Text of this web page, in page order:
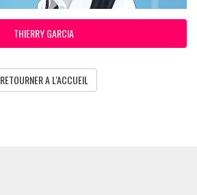
THIERRY GARCIA
RETOURNER A L'ACCUEIL